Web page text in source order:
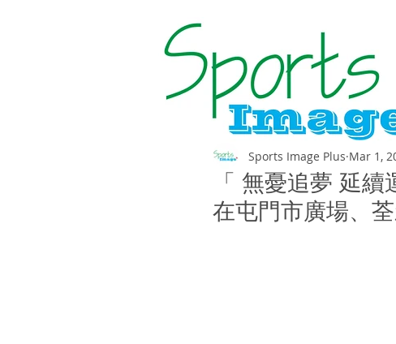
「 無憂追夢 延
在屯門市廣場、
Sports Image Plus Mar 1,